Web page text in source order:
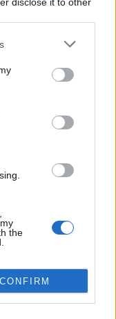
the
CONFIRM
zavazujete
si redakce
.